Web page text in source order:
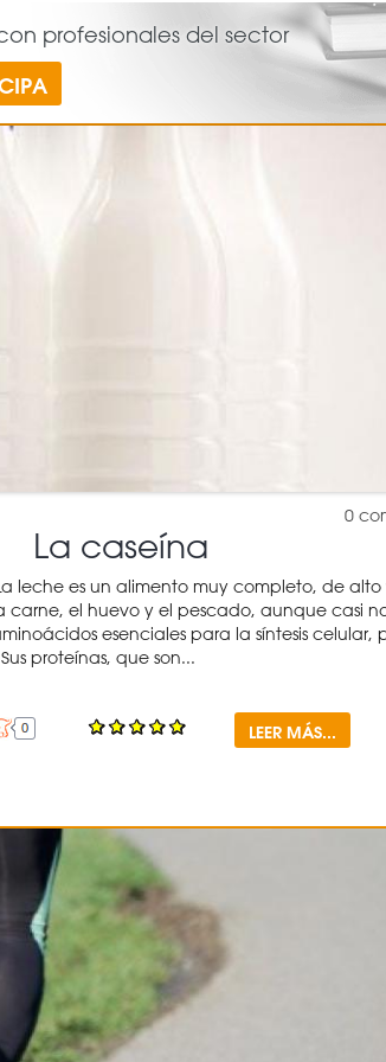
profesionales del sector
0
La caseína
leche es un alimento muy completo, de alto
el huevo y el pescado, aunque casi
esenciales para la síntesis celular,
proteínas, que son...
LEER MÁS...